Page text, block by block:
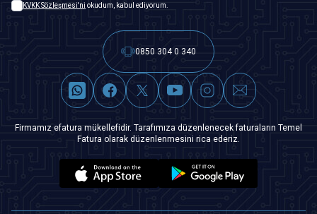
KVKK Sözleşmesi'ni okudum, kabul ediyorum.
0850 304 0 340
Firmamız efatura mükellefidir. Tarafımıza düzenlenecek faturaların Temel
Fatura olarak düzenlenmesini rica ederiz.